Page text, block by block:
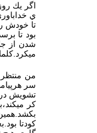
اگر يك
ي
تا خودش
بود تا
شدن از
من
سر
تشويش
كر
كودتا